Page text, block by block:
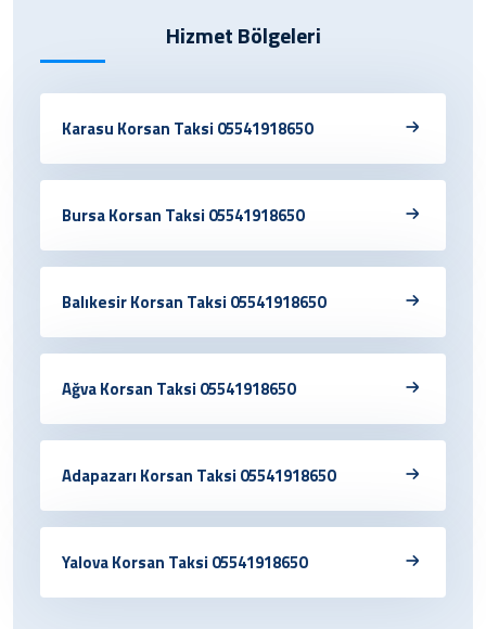
Hizmet Bölgeleri
Karasu Korsan Taksi 05541918650
Bursa Korsan Taksi 05541918650
Balıkesir Korsan Taksi 05541918650
Ağva Korsan Taksi 05541918650
Adapazarı Korsan Taksi 05541918650
Yalova Korsan Taksi 05541918650